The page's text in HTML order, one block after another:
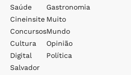
Saúde
Cineinsite
Concursos
Cultura
Digital
Salvador
Gastronomia
Muito
Mundo
Opinião
Política